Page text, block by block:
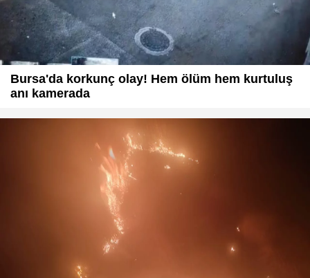
Bursa'da korkunç olay! Hem ölüm hem kurtuluş
anı kamerada